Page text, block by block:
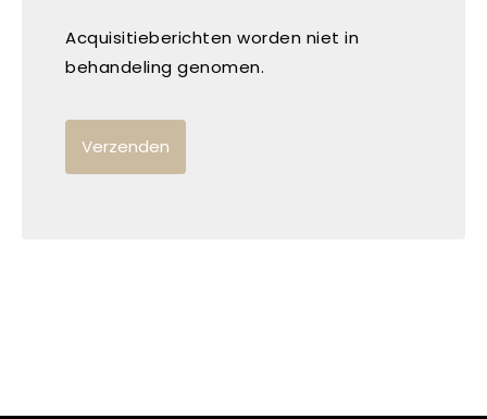
Acquisitieberichten worden niet in
behandeling genomen.